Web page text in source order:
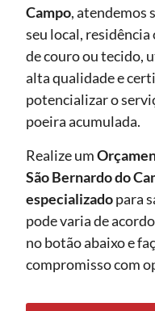
Campo, atendemos
seu local,
de couro ou tecido,
alta qualidade e
potencializar o
poeira acumulada.
Realize um
São Bernardo do
especializadopara
pode varia de
no botão abaixo e
compromisso com